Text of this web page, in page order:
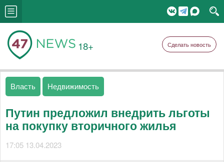
18+ Сделать новость
Власть Недвижимость
Путин предложил внедрить льготы
на покупку вторичного жилья
17:05 13.04.2023